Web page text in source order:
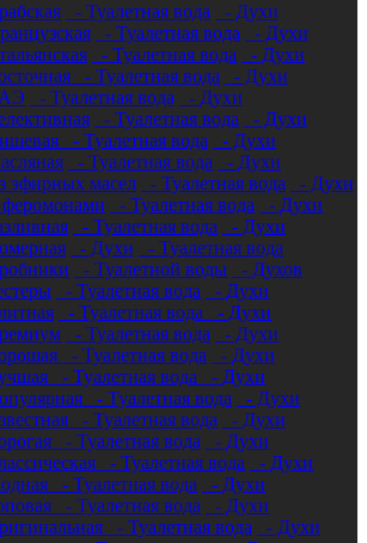
- Туалетная вода
- Духи
- Туалетная вода
- Духи
- Туалетная вода
- Духи
- Туалетная вода
- Духи
- Туалетная вода
- Духи
- Туалетная вода
- Духи
- Туалетная вода
- Духи
- Туалетная вода
- Духи
эфирных масел
- Туалетная вода
- Духи
- Туалетная вода
- Духи
- Туалетная вода
- Духи
- Духи
- Туалетная вода
- Туалетной воды
- Духов
- Туалетная вода
- Духи
- Туалетная вода
- Духи
- Туалетная вода
- Духи
- Туалетная вода
- Духи
- Туалетная вода
- Духи
- Туалетная вода
- Духи
- Туалетная вода
- Духи
- Туалетная вода
- Духи
- Туалетная вода
- Духи
- Туалетная вода
- Духи
- Туалетная вода
- Духи
- Туалетная вода
- Духи